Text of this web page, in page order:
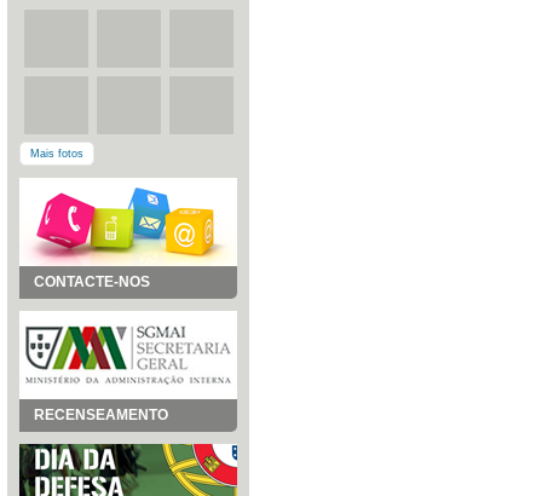
Mais fotos
CONTACTE-NOS
RECENSEAMENTO